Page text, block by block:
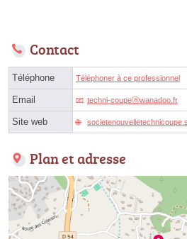
Contact
Téléphone Téléphoner à ce professionnel
Email techni-coupeⓐwanadoo.fr
Site web
Plan et adresse